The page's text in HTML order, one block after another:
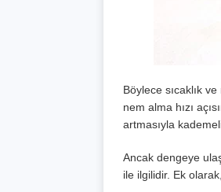
Böylece sıcaklık
nem alma hızı
artmasıyla
Ancak dengeye
ile ilgilidir. Ek